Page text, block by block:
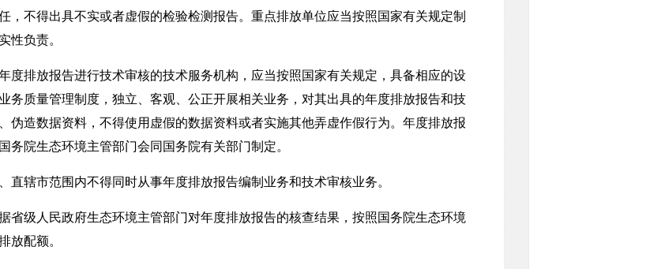
，不得出具不实或者虚假的检验检测报告。重点排放单位应当按照国家有关规定制
性负责。
排放报告进行技术审核的技术服务机构，应当按照国家有关规定，具备相应的设
务质量管理制度，独立、客观、公正开展相关业务，对其出具的年度排放报告和技
伪造数据资料，不得使用虚假的数据资料或者实施其他弄虚作假行为。年度排放报
务院生态环境主管部门会同国务院有关部门制定。
辖市范围内不得同时从事年度排放报告编制业务和技术审核业务。
人民政府生态环境主管部门对年度排放报告的核查结果，按照国务院生态环境
放配额。